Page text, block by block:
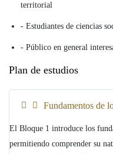
territorial
- Estudiantes de ciencias
- Público en general
Plan de estudios
Fundamentos de
El Bloque 1 introduce los
permitiendo comprender su